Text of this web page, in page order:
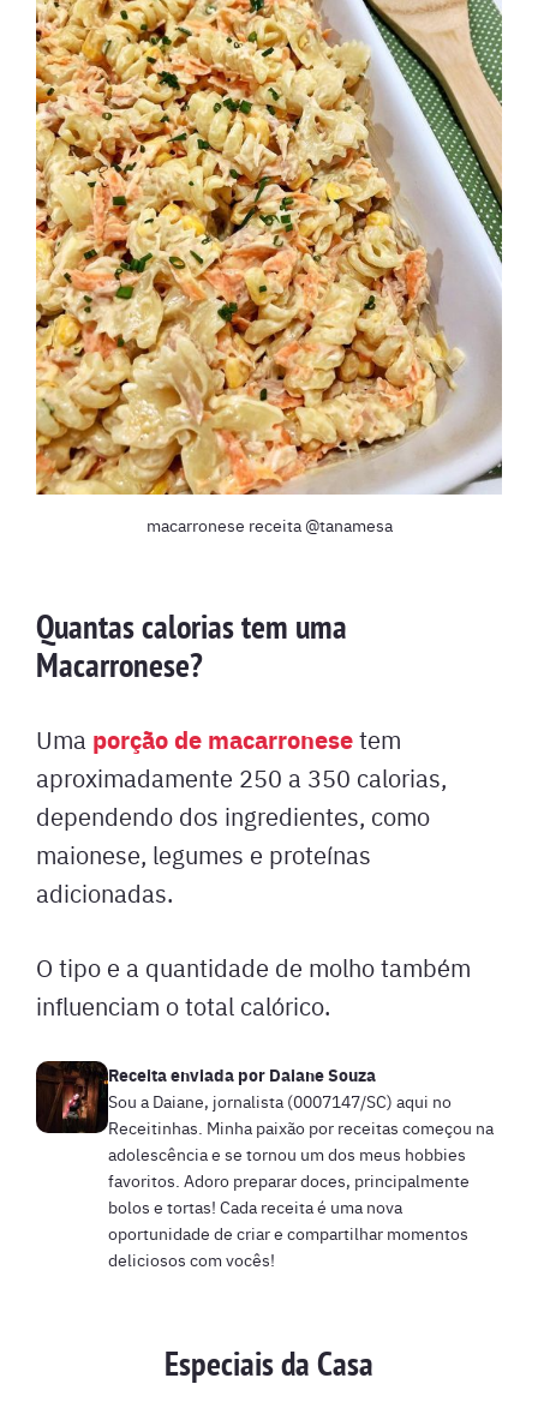
macarronese receita @tanamesa
Quantas calorias tem uma
Macarronese?
Uma porção de macarronesetem
aproximadamente 250 a 350 calorias,
dependendo dos ingredientes, como
maionese, legumes e proteínas
adicionadas.
O tipo e a quantidade de molho também
influenciam o total calórico.
Receita enviada por Daiane Souza
Sou a Daiane, jornalista (0007147/SC) aqui no
Receitinhas. Minha paixão por receitas começou na
adolescência e se tornou um dos meus hobbies
favoritos. Adoro preparar doces, principalmente
bolos e tortas! Cada receita é uma nova
oportunidade de criar e compartilhar momentos
deliciosos com vocês!
Especiais da Casa